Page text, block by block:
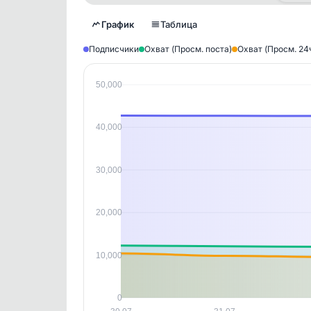
В этом
График Таблица
Подписчики Охват (Просм. поста) Охват (Просм.
50,000
40,000
30,000
20,000
10,000
0